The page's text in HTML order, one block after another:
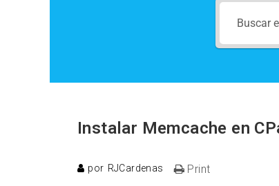
Instalar Memcache en
por RJCardenas Print